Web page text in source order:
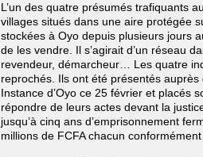
L’un des quatre présumés trafiquants
villages situés dans une aire protégée
stockées à Oyo depuis plusieurs jours
de les vendre. Il s’agirait d’un réseau
revendeur, démarcheur… Les quatre
reprochés. Ils ont été présentés
Instance d’Oyo ce 25 février et placés
répondre de leurs actes devant la
jusqu’à cinq ans d’emprisonnement
millions de FCFA chacun